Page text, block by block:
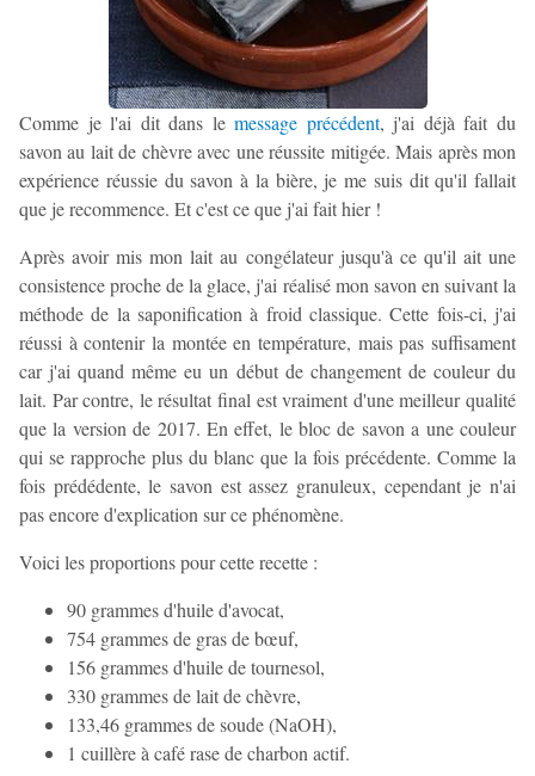
Comme je l'ai dit dans lemessage précédent, j'ai déjà fait du
savon au lait de chèvre avec une réussite mitigée. Mais après mon
expérience réussie du savon à la bière, je me suis dit qu'il fallait
que je recommence. Et c'est ce que j'ai fait hier !
Après avoir mis mon lait au congélateur jusqu'à ce qu'il ait une
consistence proche de la glace, j'ai réalisé mon savon en suivant la
méthode de la saponification à froid classique. Cette fois-ci, j'ai
réussi à contenir la montée en température, mais pas suffisament
car j'ai quand même eu un début de changement de couleur du
lait. Par contre, le résultat final est vraiment d'une meilleur qualité
que la version de 2017. En effet, le bloc de savon a une couleur
qui se rapproche plus du blanc que la fois précédente. Comme la
fois prédédente, le savon est assez granuleux, cependant je n'ai
pas encore d'explication sur ce phénomène.
Voici les proportions pour cette recette :
90 grammes d'huile d'avocat,
754 grammes de gras de bœuf,
156 grammes d'huile de tournesol,
330 grammes de lait de chèvre,
133,46 grammes de soude (NaOH),
1 cuillère à café rase de charbon actif.